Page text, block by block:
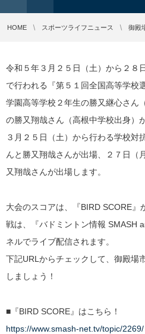
HOME スポーツライフニュース 御殿
令和５年３月２５日（土）から２８
で行われる『第５１回全国高等学校
学園高等学校２年生の勝又継心さん
の勝又翔哉さん（高根中学校出身）
３月２５日（土）から行わる学校対
んと勝又翔哉さんが出場、２７日（
又翔哉さんが出場します。
大会のスコアは、『BIRD SCORE』
戦は、『バドミントン情報 SMASH
ネルでライブ配信されます。
下記URLからチェックして、御殿場
しましょう！
■『BIRD SCORE』はこちら！
https://www.smash-net.tv/topic/2269/